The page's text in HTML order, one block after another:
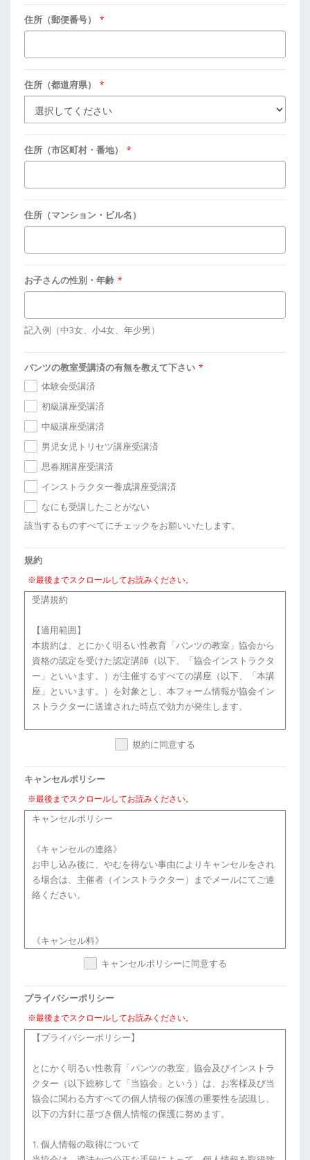
住所（郵便番号） *
住所（都道府県） *
住所（市区町村・番地） *
住所（マンション・ビル名）
お子さんの性別・年齢 *
記入例（中3女、小4女、年少男）
パンツの教室受講済の有無を教えて下さい *
体験会受講済
初級講座受講済
中級講座受講済
男児女児トリセツ講座受講済
思春期講座受講済
インストラクター養成講座受講済
なにも受講したことがない
該当するものすべてにチェックをお願いいたします。
規約
※最後までスクロールしてお読みください。
受講規約
【適用範囲】
本規約は、とにかく明るい性教育「パンツの教室」協会から
資格の認定を受けた認定講師（以下、「協会インストラクタ
ー」といいます。）が主催するすべての講座（以下、「本講
座」といいます。）を対象とし、本フォーム情報が協会イン
ストラクターに送達された時点で効力が発生します。
【受講料のお支払い】
受講者は、申し込み書等に記載された受講料を、協会インス
トラクター所定の方法により所定の期日までに、協会インス
トラクターに対して支払うものとします。
【著作物】
本講座で使用されるテキスト等の著作物を複製（コピー等）
し、または自らで制作する著作物に引用することを禁じま
す。
【秘密保持】
（1）受講者は、本講座を受講するにあたり、協会インスト
ラクターによって開示された協会固有の技術上、営業上その
シーに関わる情報や個人情報（生存する個人に関する情報で
により特定の個人を識別することができるもの（他の情報と
容易に照合することができ、それにより特定の個人を識別す
て扱うものとし、これらの情報を使用し、又は第三者に開示
することを禁じます。
例）体験会で一緒だった人のお子さんはこんな性的なトラブ
ルがあったらしい、等個人が特定できてしまうようなプライ
いようにしてください。
規約に同意する
キャンセルポリシー
※最後までスクロールしてお読みください。
キャンセルポリシー
《キャンセルの連絡》
お申し込み後に、やむを得ない事由によりキャンセルをされ
る場合は、主催者（インストラクター）までメールにてご連
絡ください。
《キャンセル料》
いかなる理由があった場合にも、以下のキャンセル規定が適
用されます。
返金の際は返金の際は定めたキャンセル料、振込手数料（ペ
イパルの場合は決済手数料*1）を除いた金額での返金とさせ
ていただきます。
なお、複数日のセミナーは、開催初日をもって「開催日」と
・講座開催10日前まで・・・振込手数料、ペイパルの場合は
決済手数料を差し引き全額
・講座開催3〜10日前・・・講座代金の10％
・講座開催２日前・・・50％
・講座前、当日・・・100％
キャンセルポリシーに同意する
プライバシーポリシー
※最後までスクロールしてお読みください。
【プライバシーポリシー】
とにかく明るい性教育「パンツの教室」協会及びインストラ
クター（以下総称して「当協会」という）は、お客様及び当
協会に関わる方すべての個人情報の保護の重要性を認識し、
以下の方針に基づき個人情報の保護に努めます。
1. 個人情報の取得について